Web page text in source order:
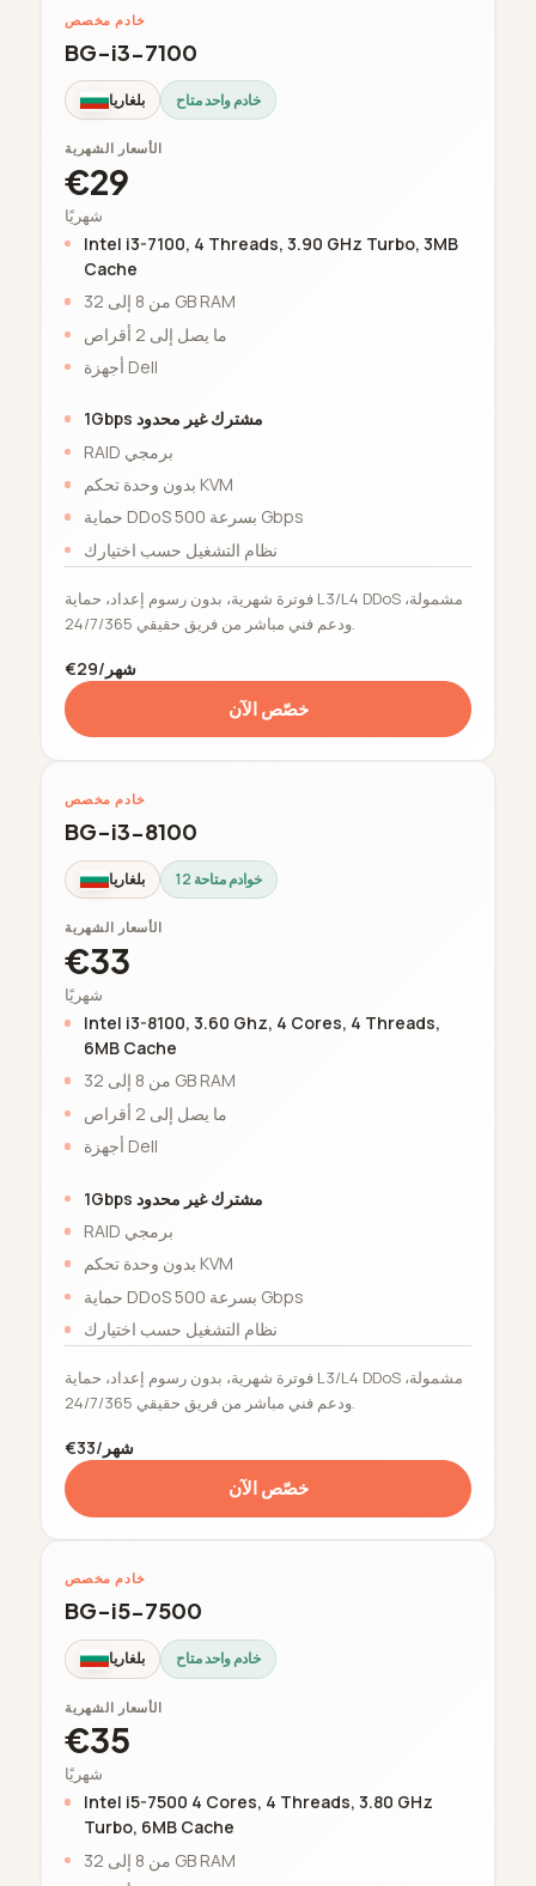
خادم مخصص
BG-i3-7100
بلغاريا خادم واحد متاح
الأسعار الشهرية
€29
شهريًا
Intel i3-7100, 4 Threads, 3.90 GHz Turbo, 3MB
Cache
من 8 إلى 32 GB RAM
ما يصل إلى 2 أقراص
أجهزة Dell
1Gbps مشترك غير محدود
RAID برمجي
بدون وحدة تحكم KVM
حماية DDoS بسرعة 500 Gbps
نظام التشغيل حسب اختيارك
فوترة شهرية، بدون رسوم إعداد، حماية L3/L4 DDoS مشمولة،
ودعم فني مباشر من فريق حقيقي 24/7/365.
€29/شهر
خصّص الآن
خادم مخصص
BG-i3-8100
بلغاريا 12 خوادم متاحة
الأسعار الشهرية
€33
شهريًا
Intel i3-8100, 3.60 Ghz, 4 Cores, 4 Threads,
6MB Cache
من 8 إلى 32 GB RAM
ما يصل إلى 2 أقراص
أجهزة Dell
1Gbps مشترك غير محدود
RAID برمجي
بدون وحدة تحكم KVM
حماية DDoS بسرعة 500 Gbps
نظام التشغيل حسب اختيارك
فوترة شهرية، بدون رسوم إعداد، حماية L3/L4 DDoS مشمولة،
ودعم فني مباشر من فريق حقيقي 24/7/365.
€33/شهر
خصّص الآن
خادم مخصص
BG-i5-7500
بلغاريا خادم واحد متاح
الأسعار الشهرية
€35
شهريًا
Intel i5-7500 4 Cores, 4 Threads, 3.80 GHz
Turbo, 6MB Cache
من 8 إلى 32 GB RAM